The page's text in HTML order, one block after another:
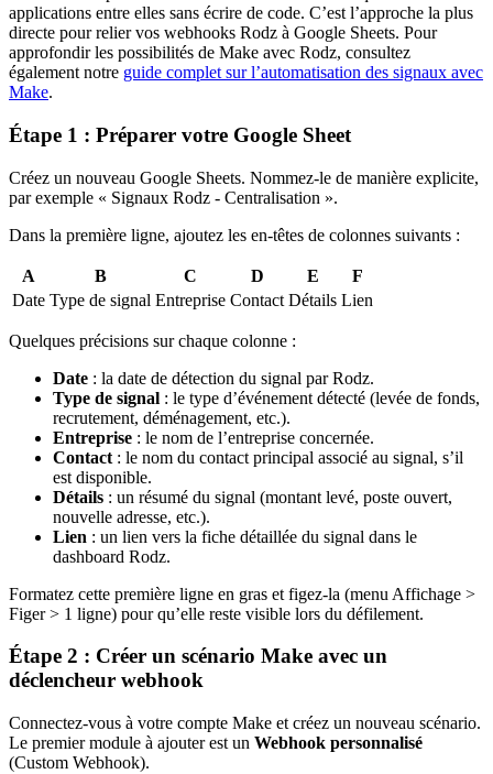
applications entre elles sans écrire de code. C’est l’approche la plus
directe pour relier vos webhooks Rodz à Google Sheets. Pour
approfondir les possibilités de Make avec Rodz, consultez
également notre guide complet sur l’automatisation des signaux avec
Make.
Étape 1 : Préparer votre Google Sheet
Créez un nouveau Google Sheets. Nommez-le de manière explicite,
par exemple « Signaux Rodz - Centralisation ».
Dans la première ligne, ajoutez les en-têtes de colonnes suivants :
A B C D E
F
Date Type de signal Entreprise Contact Détails Lien
Quelques précisions sur chaque colonne :
Date : la date de détection du signal par Rodz.
Type de signal : le type d’événement détecté (levée de fonds,
recrutement, déménagement, etc.).
Entreprise : le nom de l’entreprise concernée.
Contact : le nom du contact principal associé au signal, s’il
est disponible.
Détails : un résumé du signal (montant levé, poste ouvert,
nouvelle adresse, etc.).
Lien : un lien vers la fiche détaillée du signal dans le
dashboard Rodz.
Formatez cette première ligne en gras et figez-la (menu Affichage >
Figer > 1 ligne) pour qu’elle reste visible lors du défilement.
Étape 2 : Créer un scénario Make avec un
déclencheur webhook
Connectez-vous à votre compte Make et créez un nouveau scénario.
Le premier module à ajouter est un Webhook personnalisé
(Custom Webhook).